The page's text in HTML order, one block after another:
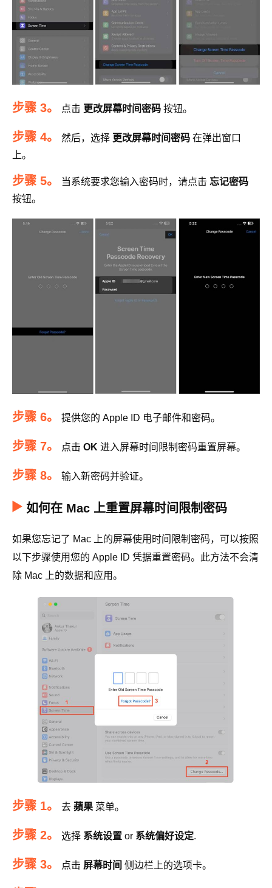
步骤 3。 点击 更改屏幕时间密码 按钮。
步骤 4。 然后，选择 更改屏幕时间密码 在弹出窗口
上。
步骤 5。 当系统要求您输入密码时，请点击 忘记密码
按钮。
步骤 6。 提供您的 Apple ID 电子邮件和密码。
步骤 7。 点击 OK 进入屏幕时间限制密码重置屏幕。
步骤 8。 输入新密码并验证。
如何在 Mac 上重置屏幕时间限制密码
如果您忘记了 Mac 上的屏幕使用时间限制密码，可以按照
以下步骤使用您的 Apple ID 凭据重置密码。此方法不会清
除 Mac 上的数据和应用。
步骤 1。 去 蘋果 菜单。
步骤 2。 选择 系统设置 or 系统偏好设定.
步骤 3。 点击 屏幕时间 侧边栏上的选项卡。